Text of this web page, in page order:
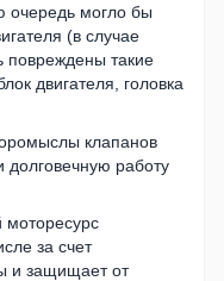
очередь могло бы
(в случае
повреждены такие
двигателя, головка
клапанов
долговечную работу
моторесурс
за счет
и защищает от